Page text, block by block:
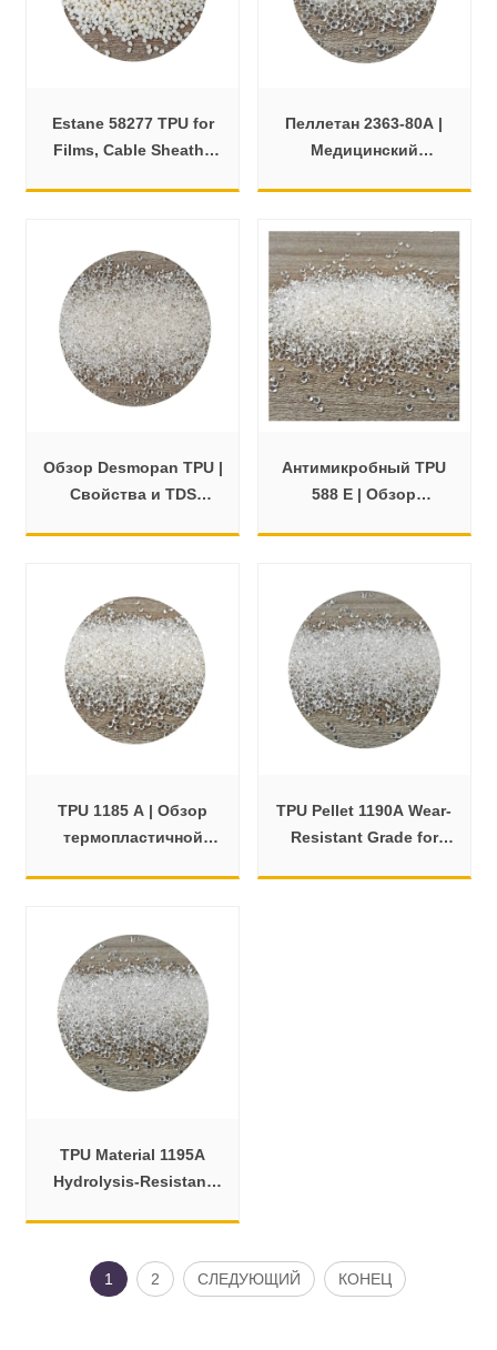
Estane 58277 TPU for
Films, Cable Sheaths
Пеллетан 2363-80A |
Медицинский
Обзор Desmopan TPU |
Свойства и TDS
Антимикробный TPU
588 E | Обзор
TPU 1185 A | Обзор
термопластичной
TPU Pellet 1190A Wear-
Resistant Grade for
TPU Material 1195A
Hydrolysis-Resistant
1 2 СЛЕДУЮЩИЙ КОНЕЦ